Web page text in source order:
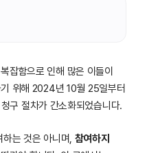
잡함으로 인해 많은 이들이
위해 2024년 10월 25일부터
구 절차가 간소화되었습니다.
는 것은 아니며, 참여하지